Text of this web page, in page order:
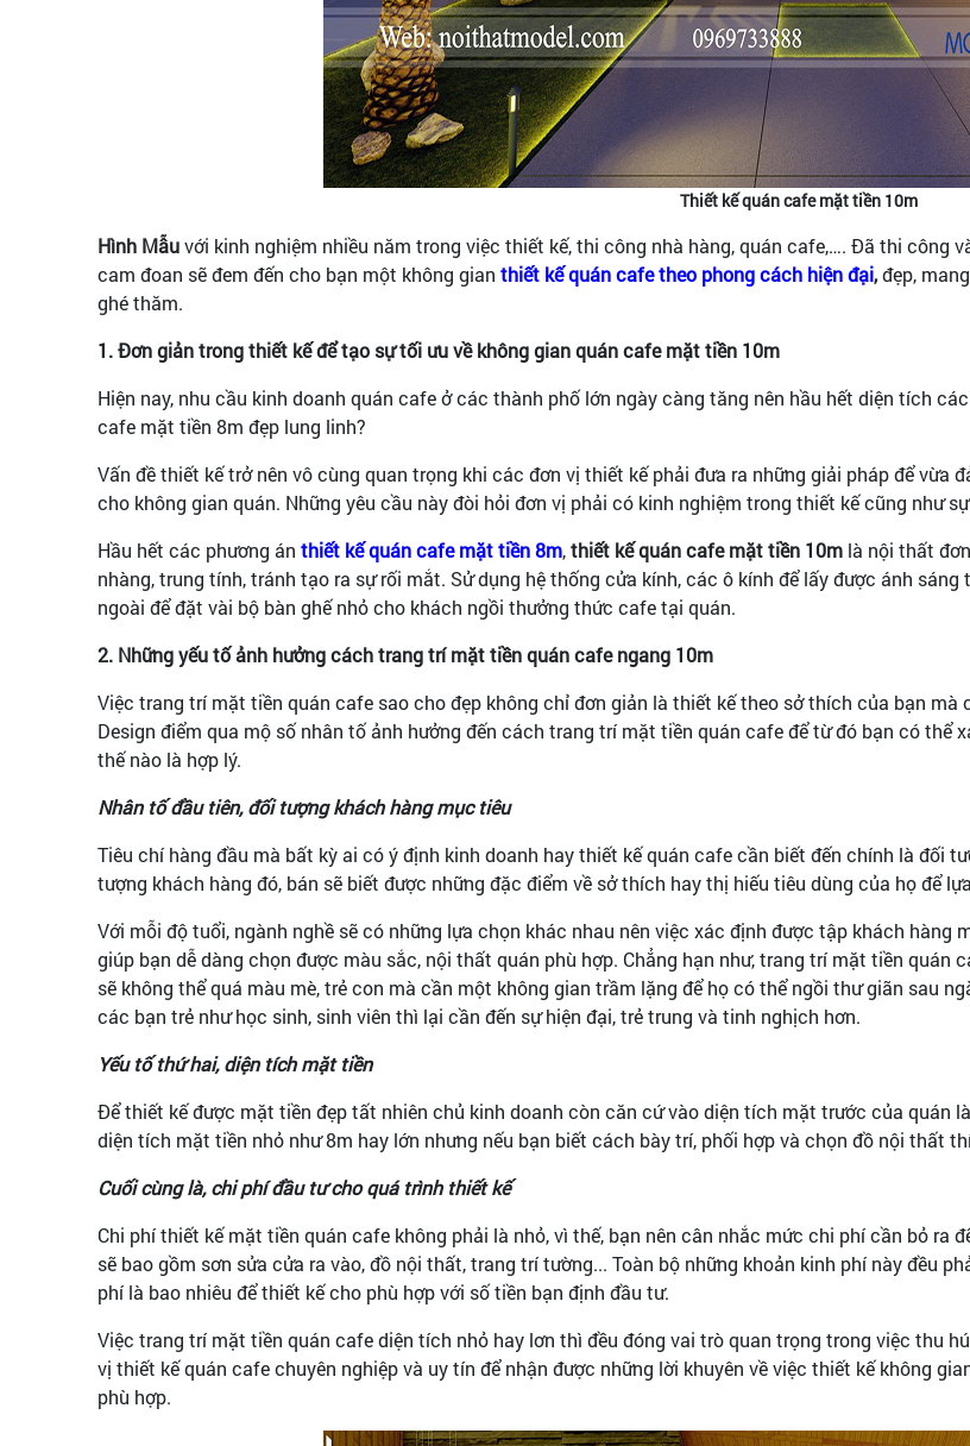
Thiết kế quán cafe mặt tiền 10m
Hình Mẫuvới kinh nghiệm nhiều năm trong việc thiết kế, thi công nhà hàng, quán cafe,…. Đã thi công
cam đoan sẽ đem đến cho bạn một không gian thiết kế quán cafe theo phong cách hiện đại,đẹp,
ghé thăm.
1. Đơn giản trong thiết kế để tạo sự tối ưu về không gian quán cafe mặt tiền 10m
Hiện nay, nhu cầu kinh doanh quán cafe ở các thành phố lớn ngày càng tăng nên hầu hết diện tích
cafe mặt tiền 8m đẹp lung linh?
Vấn đề thiết kế trở nên vô cùng quan trọng khi các đơn vị thiết kế phải đưa ra những giải pháp để vừa
cho không gian quán. Những yêu cầu này đòi hỏi đơn vị phải có kinh nghiệm trong thiết kế cũng như
Hầu hết các phương án thiết kế quán cafe mặt tiền 8m,thiết kế quán cafe mặt tiền 10m là nội thất
nhàng, trung tính, tránh tạo ra sự rối mắt. Sử dụng hệ thống cửa kính, các ô kính để lấy được ánh
ngoài để đặt vài bộ bàn ghế nhỏ cho khách ngồi thưởng thức cafe tại quán.
2. Những yếu tố ảnh hưởng cách trang trí mặt tiền quán cafe ngang 10m
Việc trang trí mặt tiền quán cafe sao cho đẹp không chỉ đơn giản là thiết kế theo sở thích của bạn
Design điểm qua mộ số nhân tố ảnh hưởng đến cách trang trí mặt tiền quán cafe để từ đó bạn có thể
thế nào là hợp lý.
Nhân tố đầu tiên, đối tượng khách hàng mục tiêu
Tiêu chí hàng đầu mà bất kỳ ai có ý định kinh doanh hay thiết kế quán cafe cần biết đến chính là đối
tượng khách hàng đó, bán sẽ biết được những đặc điểm về sở thích hay thị hiếu tiêu dùng của họ để
Với mỗi độ tuổi, ngành nghề sẽ có những lựa chọn khác nhau nên việc xác định được tập khách
giúp bạn dễ dàng chọn được màu sắc, nội thất quán phù hợp. Chẳng hạn như, trang trí mặt tiền quán
sẽ không thể quá màu mè, trẻ con mà cần một không gian trầm lặng để họ có thể ngồi thư giãn sau
các bạn trẻ như học sinh, sinh viên thì lại cần đến sự hiện đại, trẻ trung và tinh nghịch hơn.
Yếu tố thứ hai, diện tích mặt tiền
Để thiết kế được mặt tiền đẹp tất nhiên chủ kinh doanh còn căn cứ vào diện tích mặt trước của quán
diện tích mặt tiền nhỏ như 8m hay lớn nhưng nếu bạn biết cách bày trí, phối hợp và chọn đồ nội thất
Cuối cùng là, chi phí đầu tư cho quá trình thiết kế
Chi phí thiết kế mặt tiền quán cafe không phải là nhỏ, vì thế, bạn nên cân nhắc mức chi phí cần bỏ ra
sẽ bao gồm sơn sửa cửa ra vào, đồ nội thất, trang trí tường... Toàn bộ những khoản kinh phí này đều
phí là bao nhiêu để thiết kế cho phù hợp với số tiền bạn định đầu tư.
Việc trang trí mặt tiền quán cafe diện tích nhỏ hay lơn thì đều đóng vai trò quan trọng trong việc thu
vị thiết kế quán cafe chuyên nghiệp và uy tín để nhận được những lời khuyên về việc thiết kế không
phù hợp.